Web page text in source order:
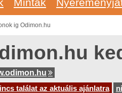
ig Odimon.hu
találat az aktuális ajánlatra